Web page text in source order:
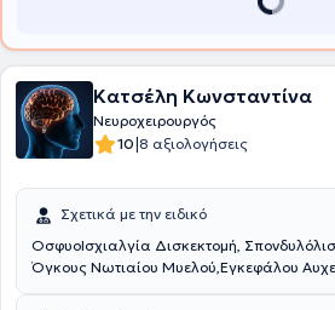
Κατσέλη Κωνσταντίνα
Νευροχειρουργός
10|8 αξιολογήσεις
Σχετικά με την ειδικό
ΟσφυοΙσχιαλγία Δισκεκτομή,
Όγκους Νωτιαίου Μυελού,Εγκεφάλου